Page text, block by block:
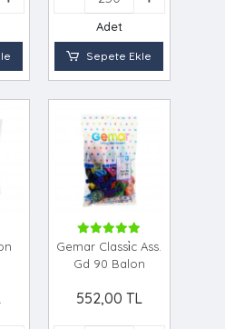
Adet
Sepete Ekle
Gemar Classi̇c Ass.
Gd 90 Balon
552,00 TL